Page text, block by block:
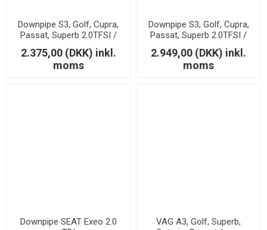
Downpipe S3, Golf, Cupra,
Passat, Superb 2.0TFSI /
2.0TSi
2.375,00 (DKK) inkl.
moms
Downpipe S3, Golf, Cupra,
Passat, Superb 2.0TFSI /
2.0TSi - Med lyddæmper
2.949,00 (DKK) inkl.
moms
Downpipe SEAT Exeo 2.0
VAG A3, Golf, Superb,